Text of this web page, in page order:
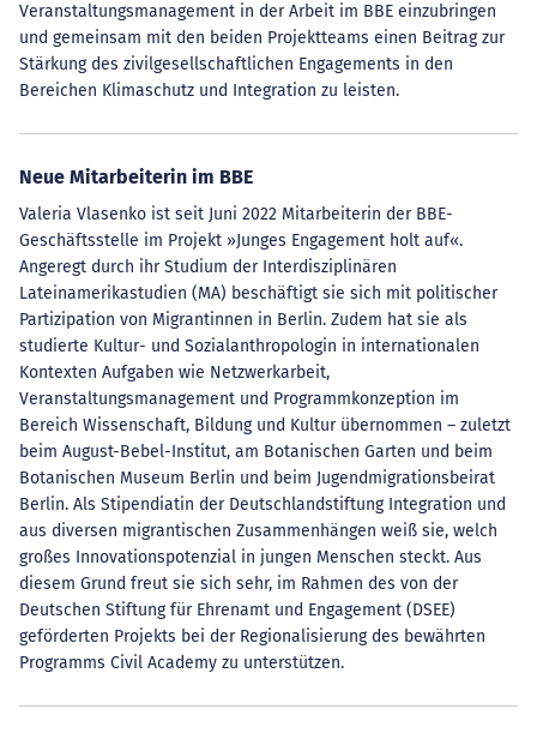
Veranstaltungsmanagement in der Arbeit im BBE einzubringen
und gemeinsam mit den beiden Projektteams einen Beitrag zur
Stärkung des zivilgesellschaftlichen Engagements in den
Bereichen Klimaschutz und Integration zu leisten.
Neue Mitarbeiterin im BBE
Valeria Vlasenko ist seit Juni 2022 Mitarbeiterin der BBE-
Geschäftsstelle im Projekt »Junges Engagement holt auf«.
Angeregt durch ihr Studium der Interdisziplinären
Lateinamerikastudien (MA) beschäftigt sie sich mit politischer
Partizipation von Migrantinnen in Berlin. Zudem hat sie als
studierte Kultur- und Sozialanthropologin in internationalen
Kontexten Aufgaben wie Netzwerkarbeit,
Veranstaltungsmanagement und Programmkonzeption im
Bereich Wissenschaft, Bildung und Kultur übernommen – zuletzt
beim August-Bebel-Institut, am Botanischen Garten und beim
Botanischen Museum Berlin und beim Jugendmigrationsbeirat
Berlin. Als Stipendiatin der Deutschlandstiftung Integration und
aus diversen migrantischen Zusammenhängen weiß sie, welch
großes Innovationspotenzial in jungen Menschen steckt. Aus
diesem Grund freut sie sich sehr, im Rahmen des von der
Deutschen Stiftung für Ehrenamt und Engagement (DSEE)
geförderten Projekts bei der Regionalisierung des bewährten
Programms Civil Academy zu unterstützen.